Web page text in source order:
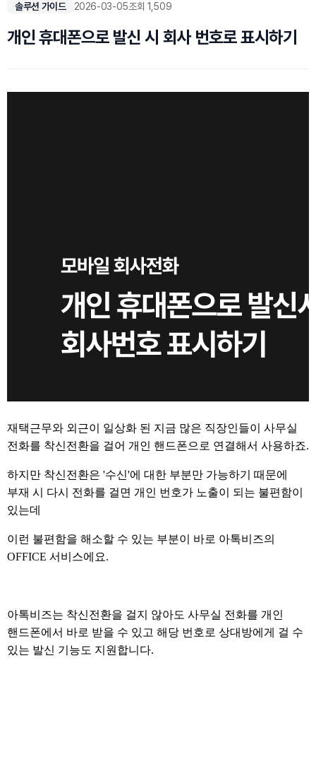
솔루션 가이드 2026-03-05조회 1,509
개인 휴대폰으로 발신 시 회사 번호로 표시하기
재택근무와 외근이 일상화 된 지금 많은 직장인들이 사무실
전화를 착신전환을 걸어 개인 핸드폰으로 연결해서 사용하죠.
하지만 착신전환은 '수신'에 대한 부분만 가능하기 때문에
부재 시 다시 전화를 걸면 개인 번호가 노출이 되는 불편함이
있는데
이런 불편함을 해소할 수 있는 부분이 바로 아톡비즈의
OFFICE 서비스에요.
아톡비즈는 착신전환을 걸지 않아도 사무실 전화를 개인
핸드폰에서 바로 받을 수 있고 해당 번호로 상대방에게 걸 수
있는 발신 기능도 지원합니다.